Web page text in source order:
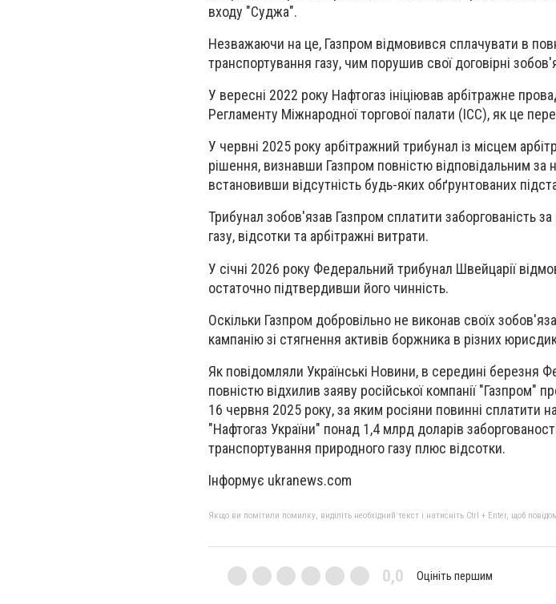
входу "Суджа".
Незважаючи на це, Газпром відмовився сплачувати в
транспортування газу, чим порушив свої договірні
У вересні 2022 року Нафтогаз ініціював арбітражне
Регламенту Міжнародної торгової палати (ICC), як це
У червні 2025 року арбітражний трибунал із місцем
рішення, визнавши Газпром повністю відповідальним за
встановивши відсутність будь-яких обґрунтованих
Трибунал зобов'язав Газпром сплатити заборгованість за
газу, відсотки та арбітражні витрати.
У січні 2026 року Федеральний трибунал Швейцарії
остаточно підтвердивши його чинність.
Оскільки Газпром добровільно не виконав своїх
кампанію зі стягнення активів боржника в різних
Як повідомляли Українськi Новини, в середині березня
повністю відхилив заяву російської компанії "Газпром"
16 червня 2025 року, за яким росіяни повинні сплатити
"Нафтогаз України" понад 1,4 млрд доларів заборгованості
транспортування природного газу плюс відсотки.
Інформує ukranews.com
Якщо ви помітили помилку, виділіть необхідний текст і натисніть Ctrl + Enter, щоб
0,0 Оцініть першим